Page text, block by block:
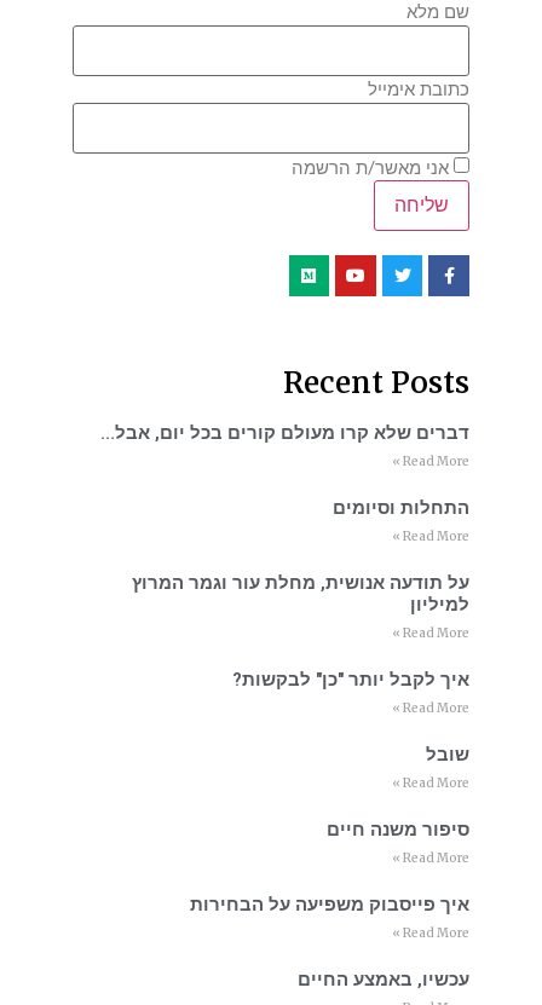
שם מלא
כתובת אימייל
אני מאשר/ת הרשמה
Recent Posts
דברים שלא קרו מעולם קורים בכל יום, אבל…
Read More »
התחלות וסיומים
Read More »
על תודעה אנושית, מחלת עור וגמר המרוץ
למיליון
Read More »
איך לקבל יותר "כן" לבקשות?
Read More »
שובל
Read More »
סיפור משנה חיים
Read More »
איך פייסבוק משפיעה על הבחירות
Read More »
עכשיו, באמצע החיים